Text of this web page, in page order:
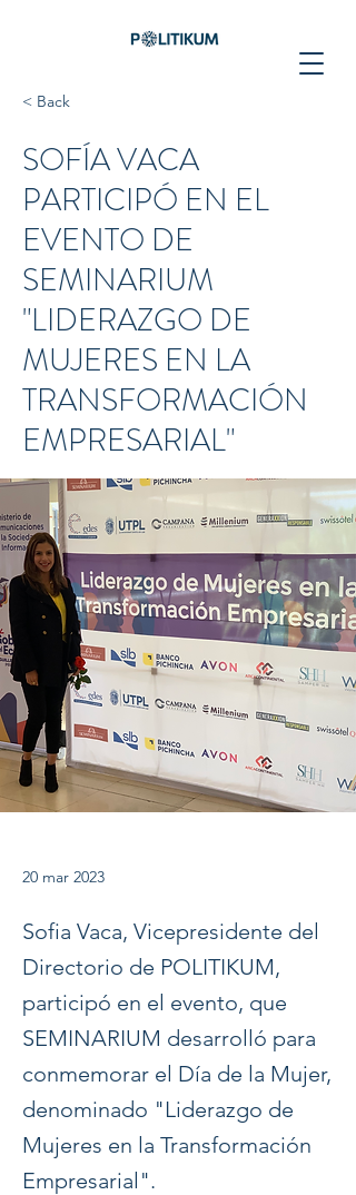
< Back
SOFÍA VACA
PARTICIPÓ EN EL
EVENTO DE
SEMINARIUM
"LIDERAZGO DE
MUJERES EN LA
TRANSFORMACIÓN
EMPRESARIAL"
20 mar 2023
Sofia Vaca, Vicepresidente del
Directorio de POLITIKUM,
participó en el evento, que
SEMINARIUM desarrolló para
conmemorar el Día de la Mujer,
denominado "Liderazgo de
Mujeres en la Transformación
Empresarial".